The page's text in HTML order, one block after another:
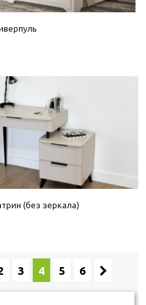
(без зеркала)
3 4 5 6